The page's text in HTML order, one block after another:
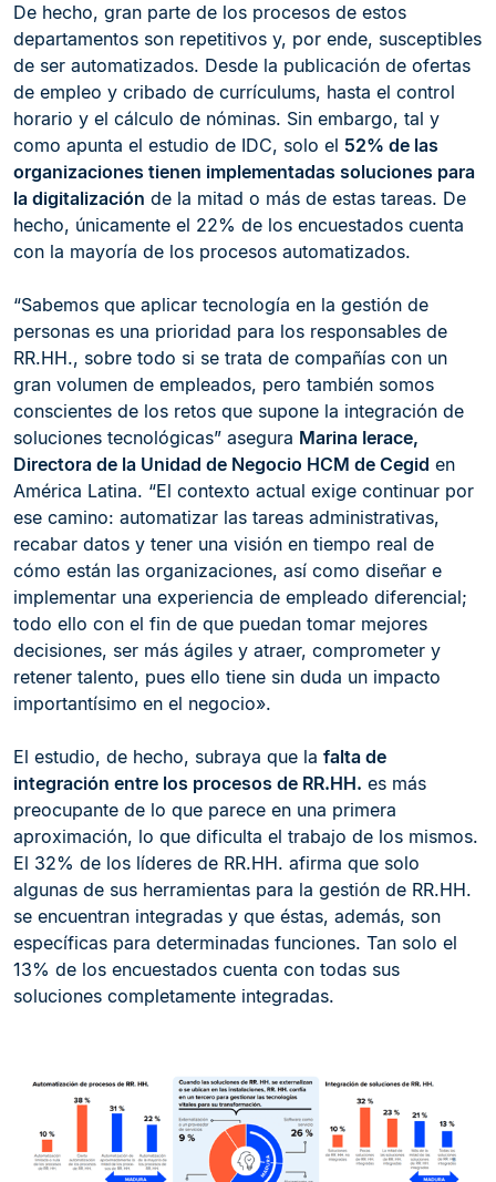
De hecho, gran parte de los procesos de estos
departamentos son repetitivos y, por ende, susceptibles
de ser automatizados. Desde la publicación de ofertas
de empleo y cribado de currículums, hasta el control
horario y el cálculo de nóminas. Sin embargo, tal y
como apunta el estudio de IDC, solo el 52% de las
organizaciones tienen implementadas soluciones para
la digitalización de la mitad o más de estas tareas. De
hecho, únicamente el 22% de los encuestados cuenta
con la mayoría de los procesos automatizados.
“Sabemos que aplicar tecnología en la gestión de
personas es una prioridad para los responsables de
RR.HH., sobre todo si se trata de compañías con un
gran volumen de empleados, pero también somos
conscientes de los retos que supone la integración de
soluciones tecnológicas” asegura Marina Ierace,
Directora de la Unidad de Negocio HCM de Cegid en
América Latina. “El contexto actual exige continuar por
ese camino: automatizar las tareas administrativas,
recabar datos y tener una visión en tiempo real de
cómo están las organizaciones, así como diseñar e
implementar una experiencia de empleado diferencial;
todo ello con el fin de que puedan tomar mejores
decisiones, ser más ágiles y atraer, comprometer y
retener talento, pues ello tiene sin duda un impacto
importantísimo en el negocio».
El estudio, de hecho, subraya que la falta de
integración entre los procesos de RR.HH. es más
preocupante de lo que parece en una primera
aproximación, lo que dificulta el trabajo de los mismos.
El 32% de los líderes de RR.HH. afirma que solo
algunas de sus herramientas para la gestión de RR.HH.
se encuentran integradas y que éstas, además, son
específicas para determinadas funciones. Tan solo el
13% de los encuestados cuenta con todas sus
soluciones completamente integradas.